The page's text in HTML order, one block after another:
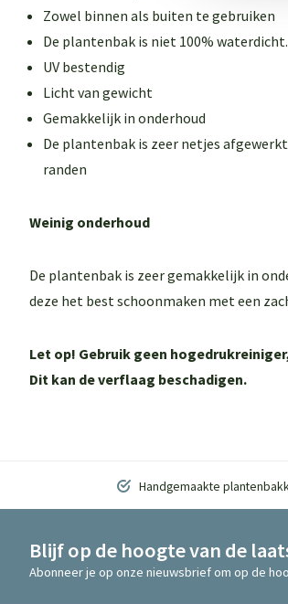
Zowel binnen als buiten te gebruiken
De plantenbak is niet 100% waterdicht.
UV bestendig
Licht van gewicht
Gemakkelijk in onderhoud
De plantenbak is zeer netjes
randen
Weinig onderhoud
De plantenbak is zeer gemakkelijk in
deze het best schoonmaken met een
Let op! Gebruik geen
Dit kan de verflaag beschadigen.
Handgemaakte
Blijf op de hoogte van de
Abonneer je op onze nieuwsbrief om op de